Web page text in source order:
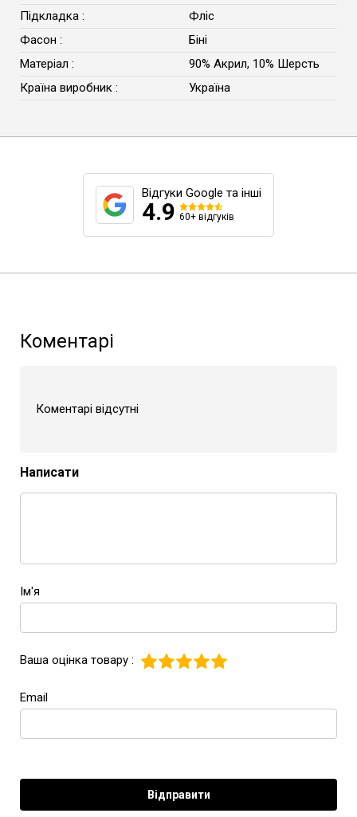
Підкладка :
Фліс
Фасон :
Біні
Матеріал :
90% Акрил, 10% Шерсть
Країна виробник :
Україна
Відгуки Google та інші
4.9 60+ відгуків
Коментарі
Коментарі відсутні
Написати
Ім'я
Ваша оцінка товару :
Email